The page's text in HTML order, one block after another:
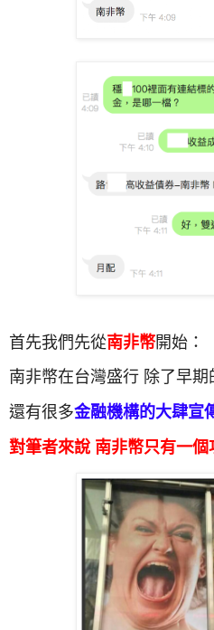
首先我們先從南非幣開始：
南非幣在台灣盛行 除了早期
還有很多金融機構的大肆宣
對筆者來說 南非幣只有一個